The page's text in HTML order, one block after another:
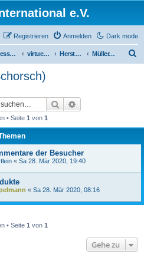
e.V.
Dark mode
Anmelden
Registrieren
Messen / Ausstellungen / Events virtuelles Z-Weekend 2020 Hersteller und Händler Müller, Hans-Georg (Schorsch)
Suche
• Seite 1 von 1
der Besucher
« Sa 28. Mär 2020, 19:40
« Sa 28. Mär 2020, 08:16
• Seite 1 von 1
Gehe zu